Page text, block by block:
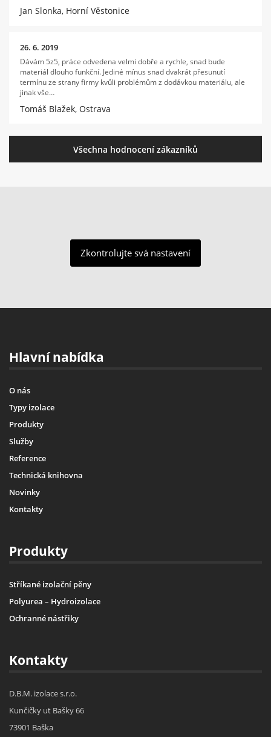
Jan Slonka, Horní Věstonice
26. 6. 2019
Dávám 5z5, práce odvedena velmi dobře a rychle, snad bude
materiál dlouho funkční. Jediné mínus snad dvakrát přesunutí
termínu ze strany firmy kvůli problémům z dodávkou materiálu, ale
jinak vše…
Tomáš Blažek, Ostrava
Všechna hodnocení zákazníků
Zkontrolujte svá nastavení
Hlavní nabídka
O nás
Typy izolace
Produkty
Služby
Reference
Technická knihovna
Novinky
Kontakty
Produkty
Stříkané izolační pěny
Polyurea – Hydroizolace
Ochranné nástřiky
Kontakty
D.B.M. izolace s.r.o.
Kunčičky ut Bašky 66
73901 Baška